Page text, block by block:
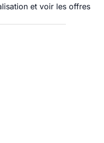
et voir les offres